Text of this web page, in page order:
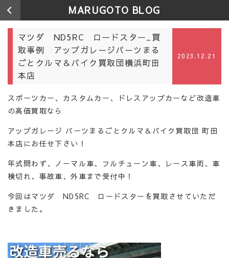
MARUGOTO BLOG
マツダ ND5RC ロードスター_買
取事例 アップガレージパーツまる
ごとクルマ＆バイク買取団横浜町田
本店
2023.12.21
スポーツカー、カスタムカー、ドレスアップカーなど改造車
の高価買取なら
アップガレージ パーツまるごとクルマ＆バイク買取団 町田
本店にお任せ下さい！
年式問わず、ノーマル車、フルチューン車、レース車両、車
検切れ、事故車、外車まで受付中！
今回はマツダ ND5RC ロードスターを買取させていただ
きました。